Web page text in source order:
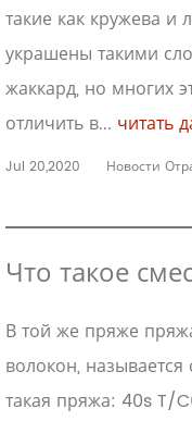
такие как кружева и
украшены такими
жаккард, но многих
отличить в... читать
Jul 20,2020 Новости
Что такое
В той же пряже
волокон,
такая пряжа: 40s T/